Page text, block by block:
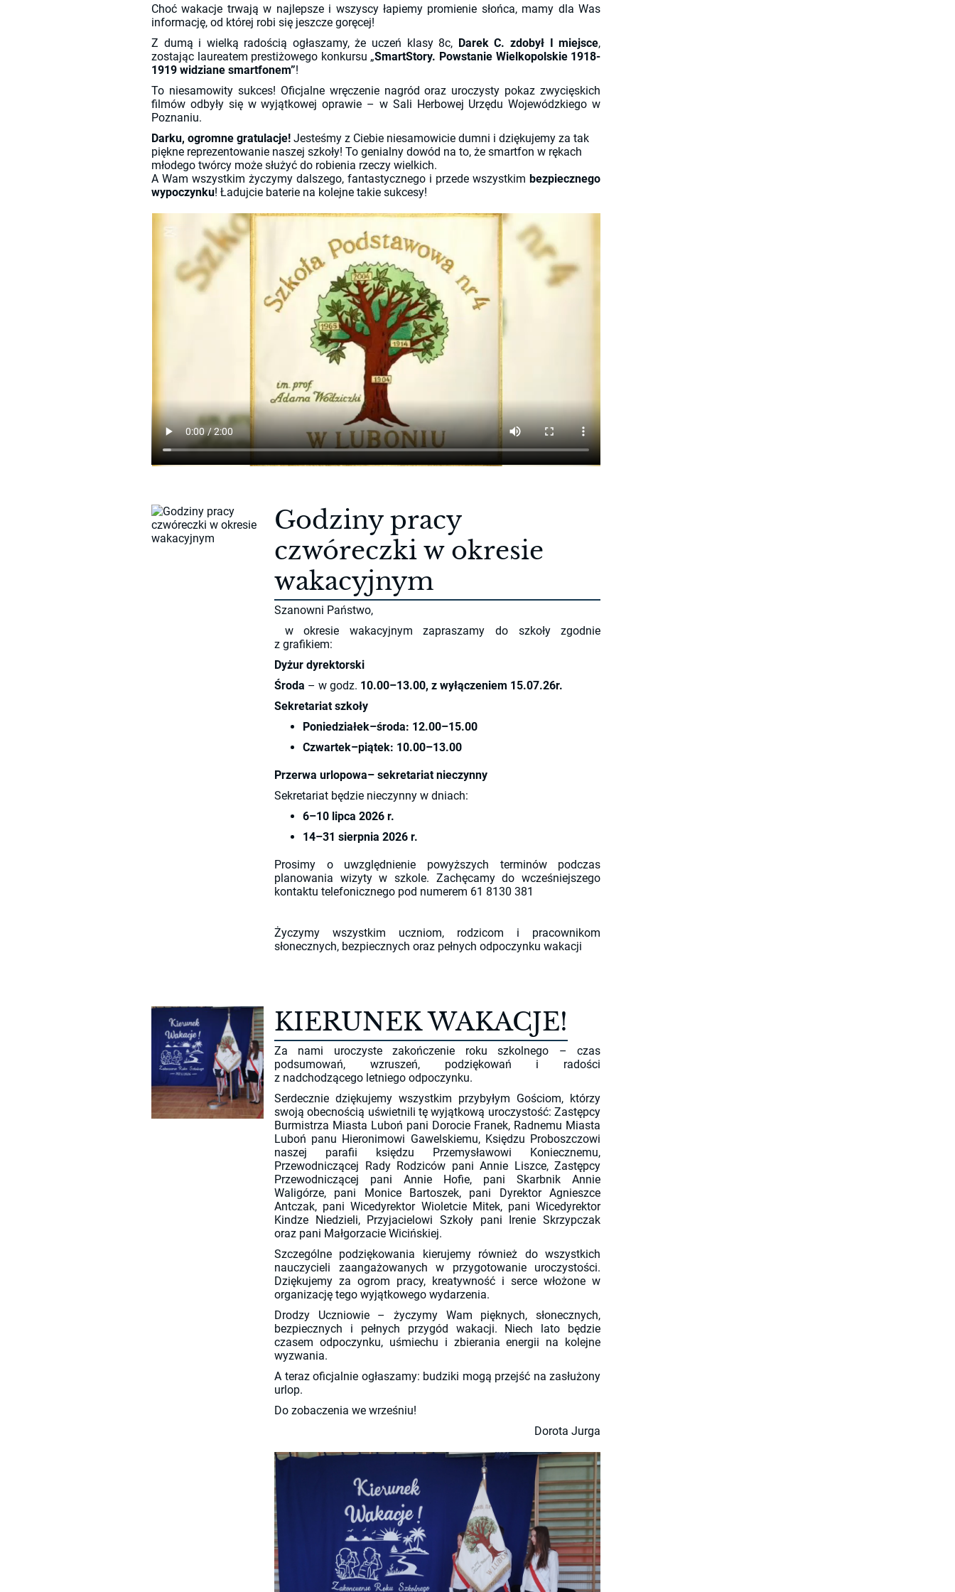
Choć wakacje trwają w najlepsze i wszyscy łapiemy promienie słońca, mamy dla Was
informację, od której robi się jeszcze goręcej!
Z dumą i wielką radością ogłaszamy, że uczeń klasy 8c, Darek C. zdobył I miejsce,
zostając laureatem prestiżowego konkursu „SmartStory. Powstanie Wielkopolskie 1918-
1919 widziane smartfonem”!
To niesamowity sukces! Oficjalne wręczenie nagród oraz uroczysty pokaz zwycięskich
filmów odbyły się w wyjątkowej oprawie – w Sali Herbowej Urzędu Wojewódzkiego w
Poznaniu.
Darku, ogromne gratulacje! Jesteśmy z Ciebie niesamowicie dumni i dziękujemy za tak
piękne reprezentowanie naszej szkoły! To genialny dowód na to, że smartfon w rękach
młodego twórcy może służyć do robienia rzeczy wielkich.
A Wam wszystkim życzymy dalszego, fantastycznego i przede wszystkimbezpiecznego
wypoczynku! Ładujcie baterie na kolejne takie sukcesy!
Godziny pracy
czwóreczki w okresie
wakacyjnym
Szanowni Państwo,
w okresie wakacyjnym zapraszamy do szkoły zgodnie
z grafikiem:
Dyżur dyrektorski
Środa – w godz. 10.00–13.00, z wyłączeniem 15.07.26r.
Sekretariat szkoły
Poniedziałek–środa: 12.00–15.00
Czwartek–piątek: 10.00–13.00
Przerwa urlopowa– sekretariat nieczynny
Sekretariat będzie nieczynny w dniach:
6–10 lipca 2026 r.
14–31 sierpnia 2026 r.
Prosimy o uwzględnienie powyższych terminów podczas
planowania wizyty w szkole. Zachęcamy do wcześniejszego
kontaktu telefonicznego pod numerem 61 8130 381
Życzymy wszystkim uczniom, rodzicom i pracownikom
słonecznych, bezpiecznych oraz pełnych odpoczynku wakacji
KIERUNEK WAKACJE!
Za nami uroczyste zakończenie roku szkolnego – czas
podsumowań, wzruszeń, podziękowań i radości
z nadchodzącego letniego odpoczynku.
Serdecznie dziękujemy wszystkim przybyłym Gościom, którzy
swoją obecnością uświetnili tę wyjątkową uroczystość: Zastępcy
Burmistrza Miasta Luboń pani Dorocie Franek, Radnemu Miasta
Luboń panu Hieronimowi Gawelskiemu, Księdzu Proboszczowi
naszej parafii księdzu Przemysławowi Koniecznemu,
Przewodniczącej Rady Rodziców pani Annie Liszce, Zastępcy
Przewodniczącej pani Annie Hofie, pani Skarbnik Annie
Waligórze, pani Monice Bartoszek, pani Dyrektor Agnieszce
Antczak, pani Wicedyrektor Wioletcie Mitek, pani Wicedyrektor
Kindze Niedzieli, Przyjacielowi Szkoły pani Irenie Skrzypczak
oraz pani Małgorzacie Wicińskiej.
Szczególne podziękowania kierujemy również do wszystkich
nauczycieli zaangażowanych w przygotowanie uroczystości.
Dziękujemy za ogrom pracy, kreatywność i serce włożone w
organizację tego wyjątkowego wydarzenia.
Drodzy Uczniowie – życzymy Wam pięknych, słonecznych,
bezpiecznych i pełnych przygód wakacji. Niech lato będzie
czasem odpoczynku, uśmiechu i zbierania energii na kolejne
wyzwania.
A teraz oficjalnie ogłaszamy: budziki mogą przejść na zasłużony
urlop.
Do zobaczenia we wrześniu!
Dorota Jurga